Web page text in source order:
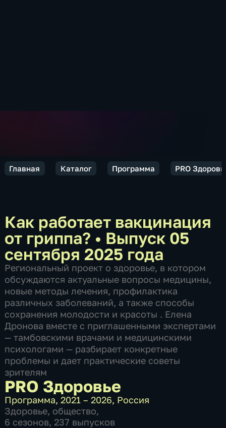
Главная Каталог Программа PRO
Как работает вакцинация
от гриппа? • Выпуск 05
сентября 2025 года
Региональный проект о здоровье, в котором
обсуждаются актуальные вопросы медицины,
новые методы лечения, профилактика
различных заболеваний, а также способы
сохранения молодости и красоты . Елена
Дронова вместе с приглашенными экспертами
— тамбовскими врачами и медицинскими
психологами — разбирает конкретные
проблемы и дает практические советы
зрителям
PRO Здоровье
Программа,2021 – 2026, Россия
Здоровье, общество,
6 сезонов, 237 выпусков